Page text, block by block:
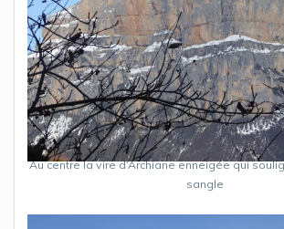
Au centre la vire d’Archiane enneigée qui
sangle